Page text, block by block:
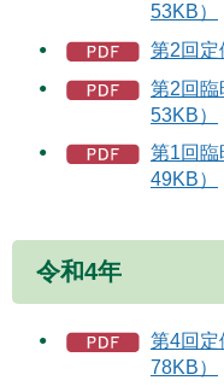
53KB）
第2回定
第2回臨
53KB）
第1回臨
49KB）
令和4年
第4回定
78KB）